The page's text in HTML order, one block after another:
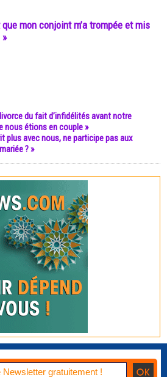
que mon conjoint m’a trompée et mis
du fait d’infidélités avant notre
nous étions en couple »
plus avec nous, ne participe pas aux
? »